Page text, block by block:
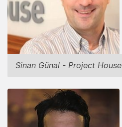
Sinan Günal - Project House